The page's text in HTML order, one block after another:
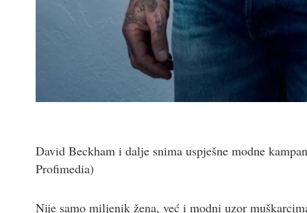
David Beckham i dalje snima uspješne modne
Profimedia)
Nije samo miljenik žena, već i modni uzor